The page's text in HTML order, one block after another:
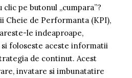
pe butonul „cumpara”?
Cheie de Performanta (KPI),
le indeaproape,
foloseste aceste informatii
de continut. Acest
invatare si imbunatatire